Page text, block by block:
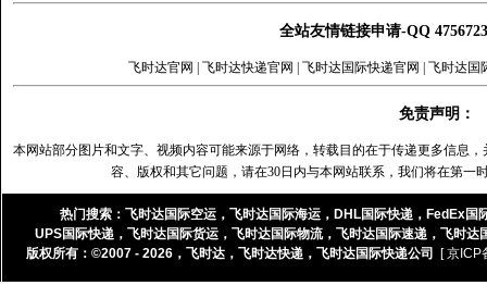
全站友情链接申请-QQ
飞时达官网 飞时达快递官网 飞时达国际快递官网 飞时达国
免责声明：
本网站部分图片和文字、视频内容可能来源于网络，转载目的在于传递更多信息
容、版权和其它问题，请在30日内与本网站联系，我们将在第一
热门搜索： 飞时达国际空运 ， 飞时达国际海运 ， DHL国际快递 ， FedEx国
UPS国际快递 ， 飞时达国际货运 ， 飞时达国际物流， 飞时达国际速递 ， 飞时达
版权所有：©2007 - 2026， 飞时达， 飞时达快递， 飞时达国际快递公司 [ 京ICP